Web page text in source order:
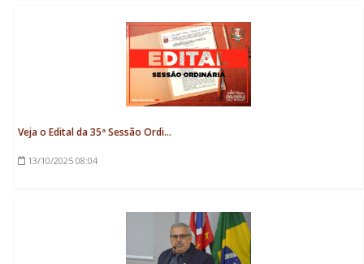
Veja o Edital da 35ª Sessão Ordi...
13/10/2025 08:04